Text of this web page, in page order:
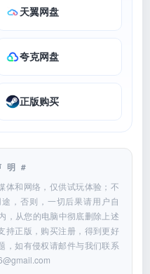
天翼网盘
夸克网盘
正版购买
明#
体和网络，仅供试玩体验；不
，否则，一切后果请用户自
，从您的电脑中彻底删除上述
持正版，购买注册，得到更好
，如有侵权请邮件与我们联系